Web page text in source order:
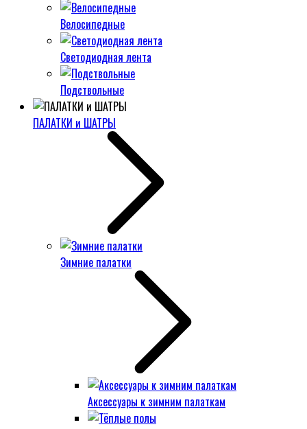
Велосипедные
Светодиодная лента
Подствольные
ПАЛАТКИ и ШАТРЫ
Зимние палатки
Аксессуары к зимним палаткам